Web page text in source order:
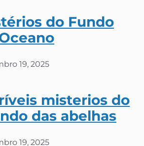
do Fundo
19, 2025
misterios do
das abelhas
19, 2025